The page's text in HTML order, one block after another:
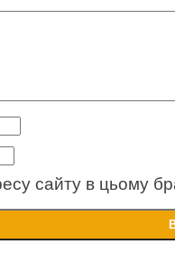
сайту в цьому